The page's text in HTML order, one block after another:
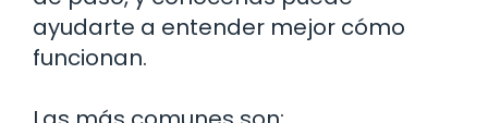
ayudarte a entender mejor cómo
funcionan.